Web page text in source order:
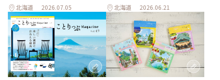
北海道 2026.07.05 北海道 2026.06.21